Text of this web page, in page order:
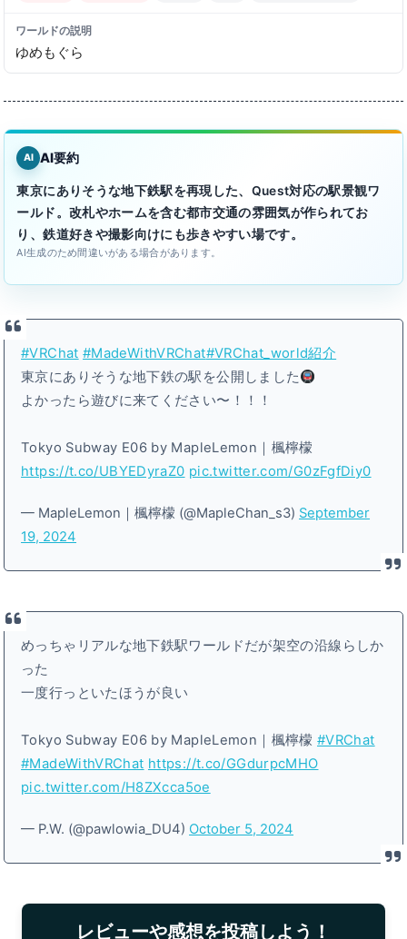
ワールドの説明
ゆめもぐら
AI AI要約
東京にありそうな地下鉄駅を再現した、Quest対応の駅景観ワ
ールド。改札やホームを含む都市交通の雰囲気が作られてお
り、鉄道好きや撮影向けにも歩きやすい場です。
AI生成のため間違いがある場合があります。
#VRChat #MadeWithVRChat#VRChat_world紹介
東京にありそうな地下鉄の駅を公開しました
よかったら遊びに来てください〜！！！
Tokyo Subway E06 by MapleLemon｜楓檸檬
https://t.co/UBYEDyraZ0 pic.twitter.com/G0zFgfDiy0
— MapleLemon｜楓檸檬 (@MapleChan_s3) September
19, 2024
めっちゃリアルな地下鉄駅ワールドだが架空の沿線らしか
った
一度行っといたほうが良い
Tokyo Subway E06 by MapleLemon｜楓檸檬#VRChat
#MadeWithVRChat https://t.co/GGdurpcMHO
pic.twitter.com/H8ZXcca5oe
— P.W. (@pawlowia_DU4) October 5, 2024
レビューや感想を投稿しよう！